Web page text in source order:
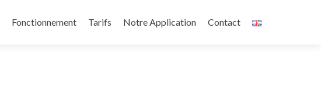
Fonctionnement Tarifs Notre Application Contact